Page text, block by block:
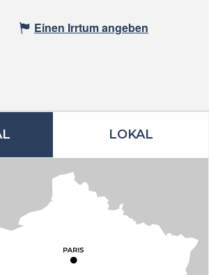
Einen Irrtum angeben
LOKAL